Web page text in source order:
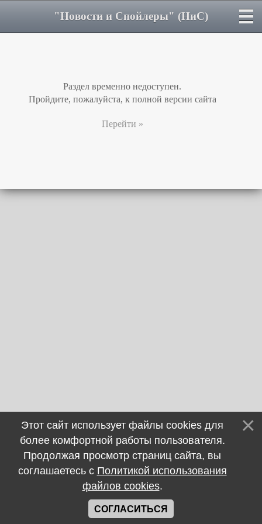
"Новости и Спойлеры" (НиС)
Раздел временно недоступен.
Пройдите, пожалуйста, к полной версии сайта
Перейти »
Этот сайт использует файлы cookies для
более комфортной работы пользователя.
Продолжая просмотр страниц сайта, вы
соглашаетесь с Политикой использования
файлов cookies.
СОГЛАСИТЬСЯ